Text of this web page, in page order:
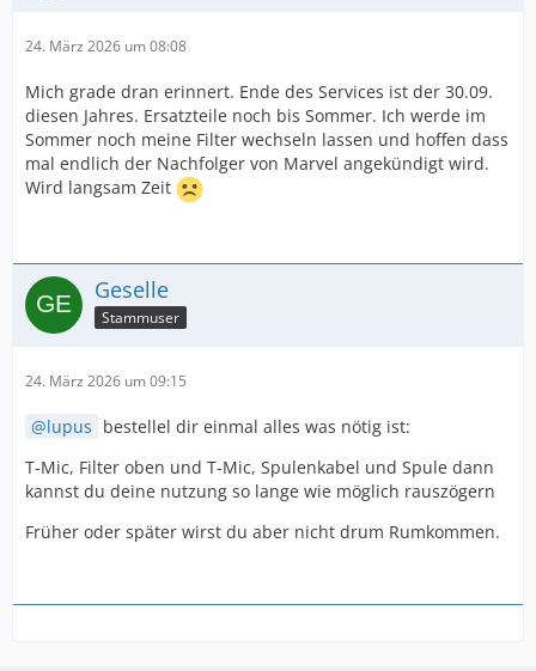
24. März 2026 um 08:08
Mich grade dran erinnert. Ende des Services ist der 30.09.
diesen Jahres. Ersatzteile noch bis Sommer. Ich werde im
Sommer noch meine Filter wechseln lassen und hoffen dass
mal endlich der Nachfolger von Marvel angekündigt wird.
Wird langsam Zeit
Geselle
Stammuser
24. März 2026 um 09:15
lupus bestellel dir einmal alles was nötig ist:
T-Mic, Filter oben und T-Mic, Spulenkabel und Spule dann
kannst du deine nutzung so lange wie möglich rauszögern
Früher oder später wirst du aber nicht drum Rumkommen.